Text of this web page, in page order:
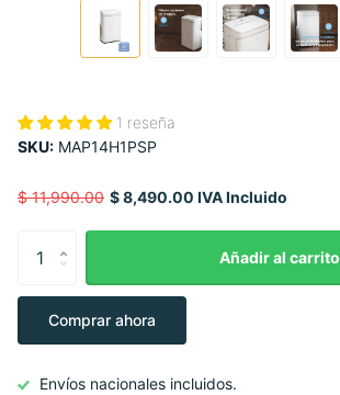
1 reseña
SKU: MAP14H1PSP
$ 11,990.00 $ 8,490.00 IVA Incluido
Añadir al carrito
Comprar ahora
Envíos nacionales incluidos.